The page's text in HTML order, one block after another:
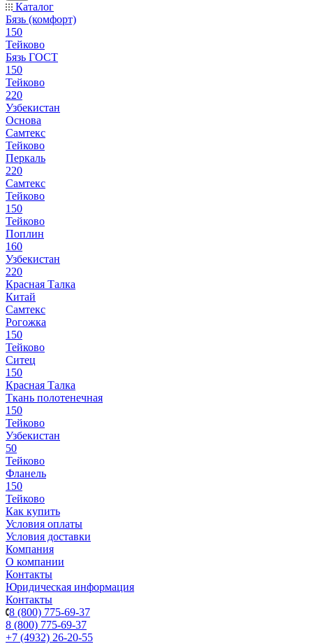
Каталог
Бязь (комфорт)
150
Тейково
Бязь ГОСТ
150
Тейково
220
Узбекистан
Основа
Самтекс
Тейково
Перкаль
220
Самтекс
Тейково
150
Тейково
Поплин
160
Узбекистан
220
Красная Талка
Китай
Самтекс
Рогожка
150
Тейково
Ситец
150
Красная Талка
Ткань полотенечная
150
Тейково
Узбекистан
50
Тейково
Фланель
150
Тейково
Как купить
Условия оплаты
Условия доставки
Компания
О компании
Контакты
Юридическая информация
Контакты
8 (800) 775-69-37
8 (800) 775-69-37
+7 (4932) 26-20-55